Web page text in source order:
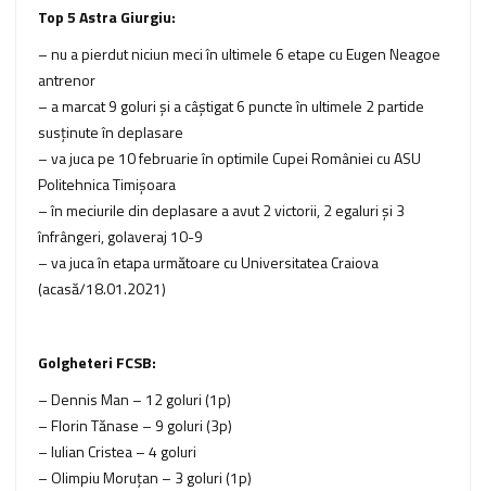
Top 5 Astra Giurgiu:
– nu a pierdut niciun meci în ultimele 6 etape cu Eugen Neagoe
antrenor
– a marcat 9 goluri şi a câştigat 6 puncte în ultimele 2 partide
susţinute în deplasare
– va juca pe 10 februarie în optimile Cupei României cu ASU
Politehnica Timişoara
– în meciurile din deplasare a avut 2 victorii, 2 egaluri şi 3
înfrângeri, golaveraj 10-9
– va juca în etapa următoare cu Universitatea Craiova
(acasă/18.01.2021)
Golgheteri FCSB:
– Dennis Man – 12 goluri (1p)
– Florin Tănase – 9 goluri (3p)
– Iulian Cristea – 4 goluri
– Olimpiu Moruţan – 3 goluri (1p)